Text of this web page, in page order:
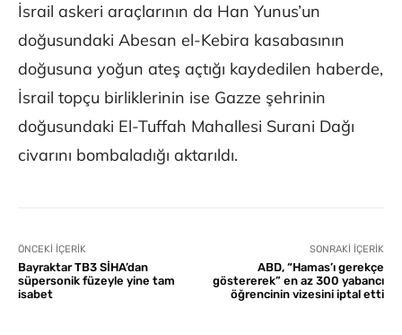
İsrail askeri araçlarının da Han Yunus’un
doğusundaki Abesan el-Kebira kasabasının
doğusuna yoğun ateş açtığı kaydedilen haberde,
İsrail topçu birliklerinin ise Gazze şehrinin
doğusundaki El-Tuffah Mahallesi Surani Dağı
civarını bombaladığı aktarıldı.
ÖNCEKI İÇERIK
Bayraktar TB3 SİHA’dan
süpersonik füzeyle yine tam
isabet
SONRAKI İÇERIK
ABD, “Hamas’ı gerekçe
göstererek” en az 300 yabancı
öğrencinin vizesini iptal etti